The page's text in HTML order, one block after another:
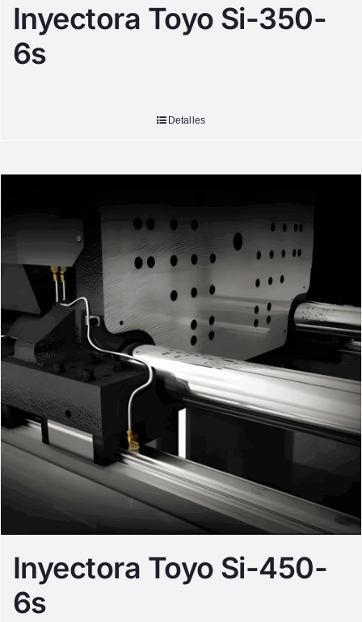
Inyectora Toyo Si-350-
6s
Detalles
Inyectora Toyo Si-450-
6s